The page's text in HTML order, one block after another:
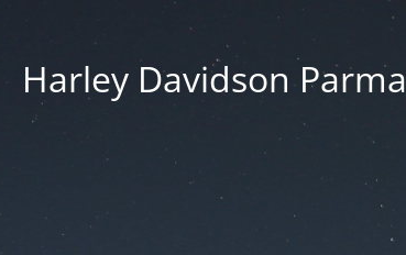
Harley Davidson Parma